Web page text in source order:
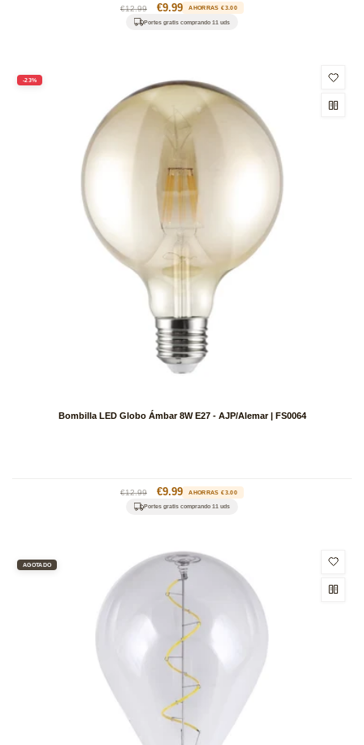
Precio
habitual
€12.99
Precio
de
€9.99 AHORRAS €3.00
Portes gratis comprando 11 uds
-23%
Bombilla LED Globo Ámbar 8W E27 - AJP/Alemar | FS0064
Precio
habitual
€12.99
Precio
de
€9.99 AHORRAS €3.00
Portes gratis comprando 11 uds
AGOTADO